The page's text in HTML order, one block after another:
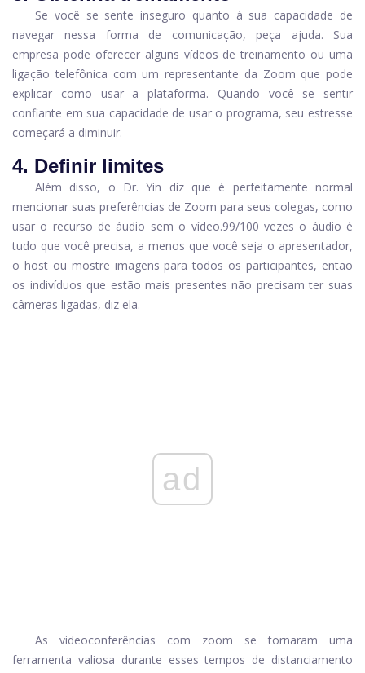
Se você se sente inseguro quanto à sua capacidade de
navegar nessa forma de comunicação, peça ajuda. Sua
empresa pode oferecer alguns vídeos de treinamento ou uma
ligação telefônica com um representante da Zoom que pode
explicar como usar a plataforma. Quando você se sentir
confiante em sua capacidade de usar o programa, seu estresse
começará a diminuir.
4. Definir limites
Além disso, o Dr. Yin diz que é perfeitamente normal
mencionar suas preferências de Zoom para seus colegas, como
usar o recurso de áudio sem o vídeo.99/100 vezes o áudio é
tudo que você precisa, a menos que você seja o apresentador,
o host ou mostre imagens para todos os participantes, então
os indivíduos que estão mais presentes não precisam ter suas
câmeras ligadas, diz ela.
ad
As videoconferências com zoom se tornaram uma
ferramenta valiosa durante esses tempos de distanciamento